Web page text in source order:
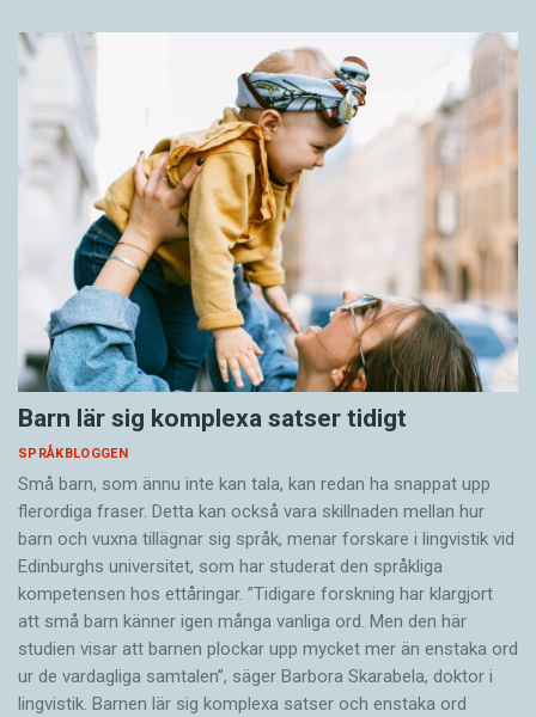
Barn lär sig komplexa satser tidigt
SPRÅKBLOGGEN
Små barn, som ännu inte kan tala, kan redan ha snappat upp
flerordiga fraser. Detta kan också vara skillnaden mellan hur
barn och vuxna tillägnar sig språk, menar forskare i lingvistik vid
Edinburghs universitet, som har studerat den språkliga
kompetensen hos ettåringar. ”Tidigare forskning har klargjort
att små barn känner igen många vanliga ord. Men den här
studien visar att barnen plockar upp mycket mer än enstaka ord
ur de vardagliga samtalen”, säger Barbora Skarabela, doktor i
lingvistik. Barnen lär sig komplexa satser och enstaka ord